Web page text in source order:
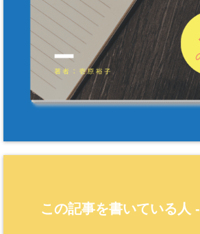
この記事を書いている人 -